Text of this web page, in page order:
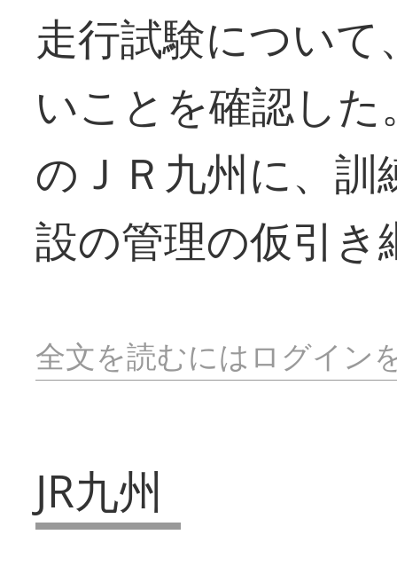
走行試験につい
いことを確認し
のＪＲ九州に、
設の管理の仮引
全文を読むにはログイン
JR九州